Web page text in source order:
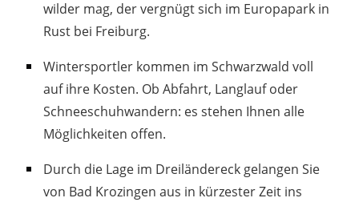
wilder mag, der vergnügt sich im Europapark in
Rust bei Freiburg.
Wintersportler kommen im Schwarzwald voll
auf ihre Kosten. Ob Abfahrt, Langlauf oder
Schneeschuhwandern: es stehen Ihnen alle
Möglichkeiten offen.
Durch die Lage im Dreiländereck gelangen Sie
von Bad Krozingen aus in kürzester Zeit ins